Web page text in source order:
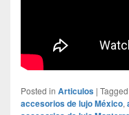
Posted in Articulos | Tagged
accesorios de lujo México,